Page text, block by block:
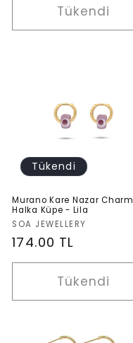
Tükendi
Tükendi
Murano Kare Nazar Charm
Halka Küpe - Lila
Satıcı:
SOA JEWELLERY
Normal
fiyat
174.00 TL
Tükendi